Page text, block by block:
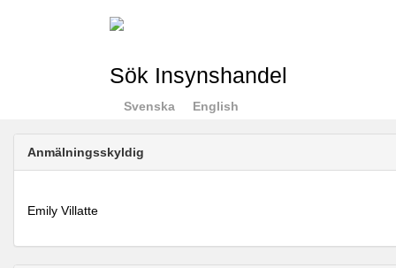
Sök Insynshandel
Svenska English
Anmälningsskyldig
Emily Villatte